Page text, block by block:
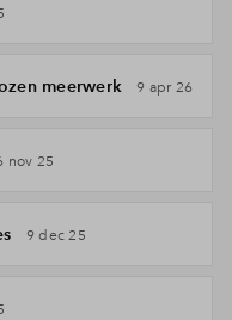
meerwerk 9 apr 26
nov 25
9 dec 25